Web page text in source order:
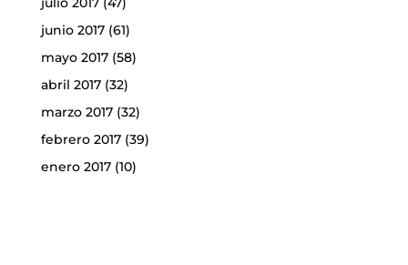
junio 2017(61)
mayo 2017(58)
abril 2017(32)
marzo 2017(32)
febrero 2017(39)
enero 2017(10)